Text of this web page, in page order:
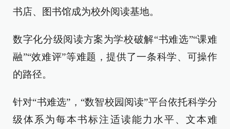
书店、图书馆成为校外阅读基地。
数字化分级阅读方案为学校破解“书难选”“课难
融”“效难评”等难题，提供了一条科学、可操作
的路径。
针对“书难选”，“数智校园阅读”平台依托科学分
级体系为每本书标注适读能力水平、文本难